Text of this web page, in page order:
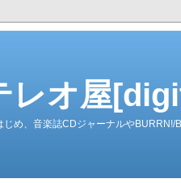
レオ屋
め、音楽誌CDジャーナルや